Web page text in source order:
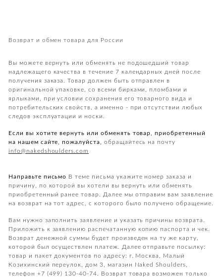
Возврат и обмен товара для России
Вы можете вернуть или обменять не подошедший товар
надлежащего качества в течение 7 календарных дней после
получения заказа. Товар должен быть отправлен в
оригинальной упаковке, со всеми бирками, пломбами и
ярлыками, при условии сохранения его товарного вида и
потребительских свойств, а именно - при отсутствии любых
следов эксплуатации и носки.
Если вы хотите вернуть или обменять товар, приобретенный
на нашем сайте, пожалуйста,
обращайтесь на почту
info@nakedshoulders.com
Направьте письмо В теме письма укажите номер заказа и
причину, по которой вы хотели вы вернуть или обменять
приобретенный ранее товар. Далее мы отправим вам заявление
на возврат на тот адрес, с которого было получено обращение.
Вам нужно заполнить заявление и указать причины возврата.
Приложить к заявлению распечатанную копию паспорта и чек.
Возврат денежной суммы будет произведен на ту же карту,
которой был осуществлен платеж. Далее отправьте посылку:
товар и пакет документов по адресу: г. Москва, Малый
Козихинский переулок, дом 3, магазин Naked Shoulders,
телефон +7 (499) 130-40-74. Возврат товара возможен только